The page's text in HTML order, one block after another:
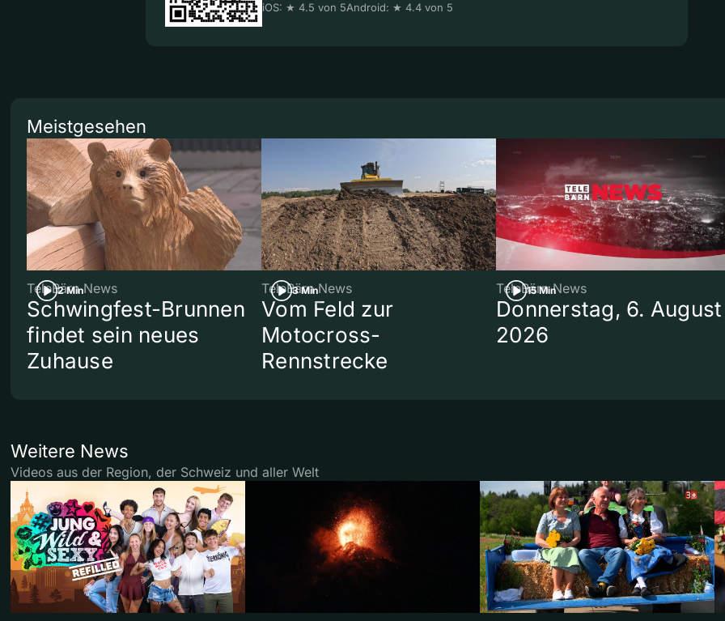
iOS: ★ 4.5 von 5Android: ★ 4.4 von 5
Meistgesehen
2 Min
TeleBärn News
Schwingfest-Brunnen
findet sein neues
Zuhause
3 Min
TeleBärn News
Vom Feld zur
Motocross-
Rennstrecke
15 Min
TeleBärn News
Donnerstag, 6. August
2026
Weitere News
Videos aus der Region, der Schweiz und aller Welt